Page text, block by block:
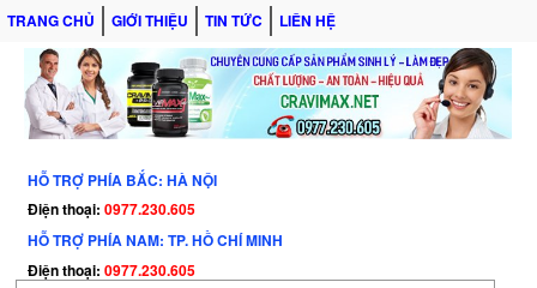
TRANG CHỦ GIỚI THIỆU TIN TỨC LIÊN HỆ
HỖ TRỢ PHÍA BẮC: HÀ NỘI
Điện thoại: 0977.230.605
HỖ TRỢ PHÍA NAM: TP. HỒ CHÍ MINH
Điện thoại: 0977.230.605